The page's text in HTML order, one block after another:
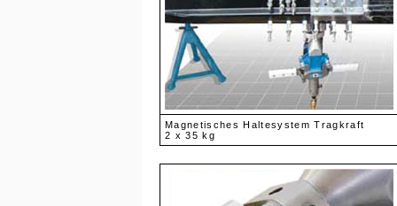
Magnetisches Haltesystem Tragkraft
2 x 35 kg